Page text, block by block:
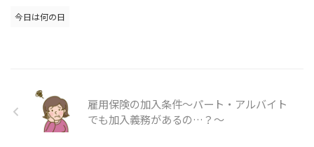
今日は何の日
雇用保険の加入条件～パート・アルバイト
でも加入義務があるの…？～